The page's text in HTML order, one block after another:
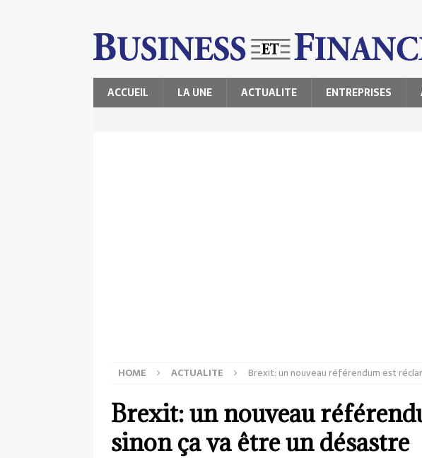
ACCUEIL LA UNE ACTUALITE ENTREPRISES
HOME ACTUALITE Brexit: un nouveau référendum est
Brexit: un nouveau
sinon ça va être un désastre